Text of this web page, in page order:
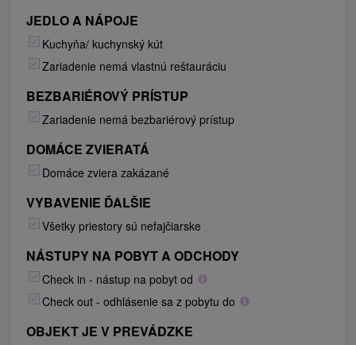
JEDLO A NÁPOJE
Kuchyňa/ kuchynský kút
Zariadenie nemá vlastnú reštauráciu
BEZBARIÉROVÝ PRÍSTUP
Zariadenie nemá bezbariérový prístup
DOMÁCE ZVIERATÁ
Domáce zviera zakázané
VYBAVENIE ĎALŠIE
Všetky priestory sú nefajčiarske
NÁSTUPY NA POBYT A ODCHODY
Check in - nástup na pobyt od
Check out - odhlásenie sa z pobytu do
OBJEKT JE V PREVÁDZKE